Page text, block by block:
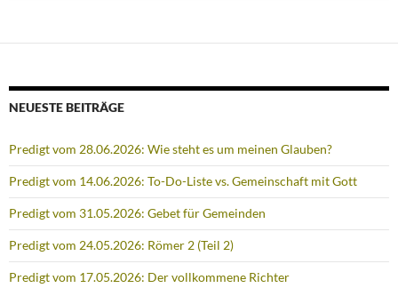
NEUESTE BEITRÄGE
Predigt vom 28.06.2026: Wie steht es um meinen Glauben?
Predigt vom 14.06.2026: To-Do-Liste vs. Gemeinschaft mit Gott
Predigt vom 31.05.2026: Gebet für Gemeinden
Predigt vom 24.05.2026: Römer 2 (Teil 2)
Predigt vom 17.05.2026: Der vollkommene Richter